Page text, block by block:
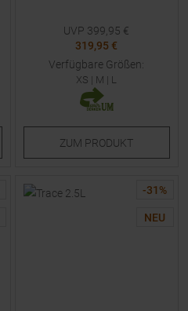
UVP 399,95 €
319,95 €
Verfügbare Größen:
XS | M | L
ZUM PRODUKT
-31 %
NEU